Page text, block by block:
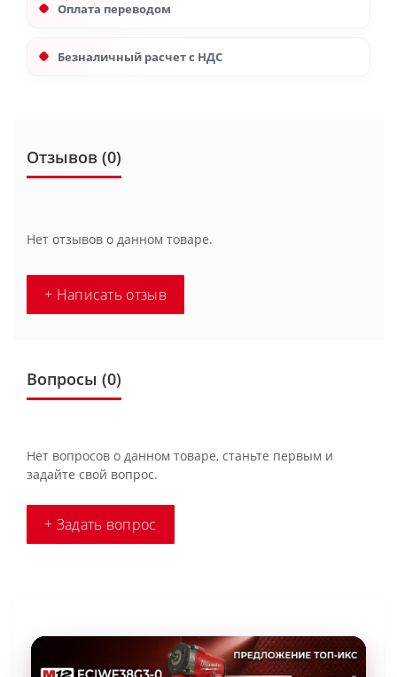
Оплата переводом
Безналичный расчет с НДС
Отзывов (0)
Нет отзывов о данном товаре.
+ Написать отзыв
Вопросы (0)
Нет вопросов о данном товаре, станьте первым и
задайте свой вопрос.
+ Задать вопрос